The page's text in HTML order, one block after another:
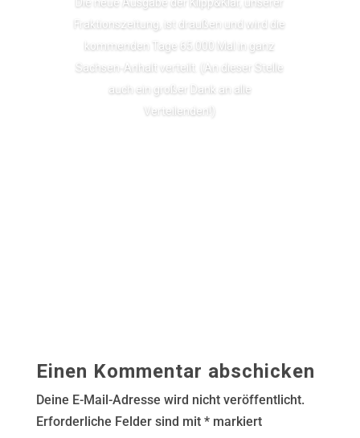
Die neue Ausgabe der Klipp&Klar, unserer
Fraktionszeitung, ist draußen und wird die
kommenden Tage 65.000 Mal in ganz
Sachsen-Anhalt verteilt. (An dieser Stelle
auch ein großer Dank an alle
Verteilenden!)
Einen Kommentar abschicken
Deine E-Mail-Adresse wird nicht veröffentlicht.
Erforderliche Felder sind mit *markiert